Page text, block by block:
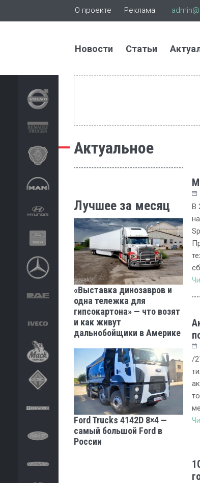
О проекте Реклама
Новости Статьи
Актуальное
Лучшее за месяц
«Выставка динозавров и
одна тележка для
гипсокартона» — что возят
и как живут
дальнобойщики в Америке
Ford Trucks 4142D 8×4 —
самый большой Ford в
России
В
/